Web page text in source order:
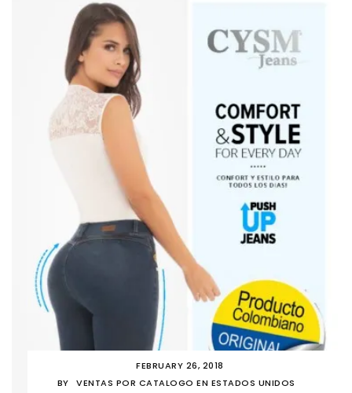
FEBRUARY 26, 2018
BY
VENTAS POR CATALOGO EN ESTADOS UNIDOS